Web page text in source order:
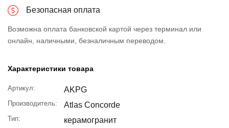
Безопасная оплата
Возможна оплата банковской картой через терминал или
онлайн, наличными, безналичным переводом.
Характеристики товара
Артикул: AKPG
Производитель: Atlas Concorde
Тип: керамогранит